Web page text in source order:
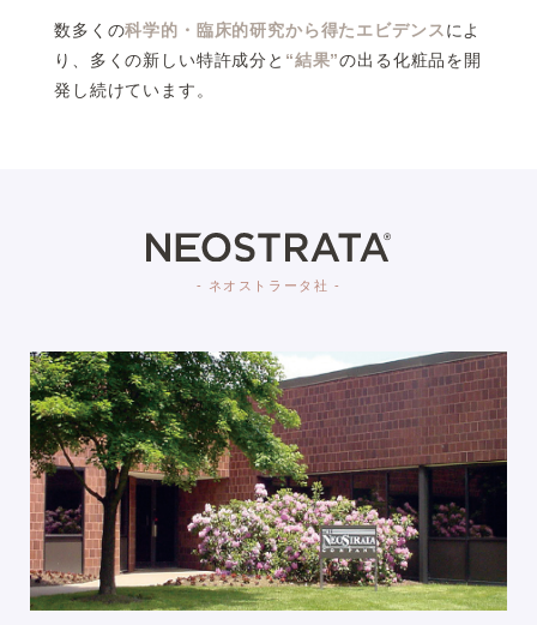
数多くの科学的・臨床的研究から得たエビデンス によ
り、多くの新しい特許成分と “結果”の出る化粧品を開
発し続けています。
- ネオストラータ社 -